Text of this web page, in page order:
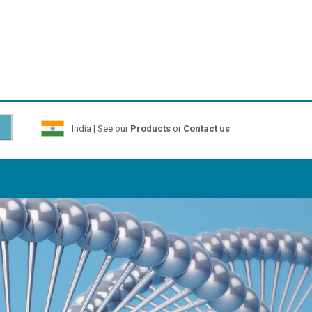
India | See our Productsor Contact us